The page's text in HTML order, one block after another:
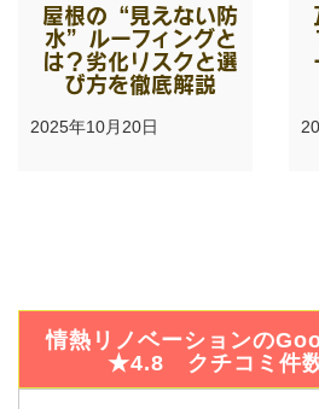
屋根の“見えない防
水”ルーフィングと
は？劣化リスクと選
び方を徹底解説
2025年10月20日
情熱リノベーションの
★4.8 クチコミ件数